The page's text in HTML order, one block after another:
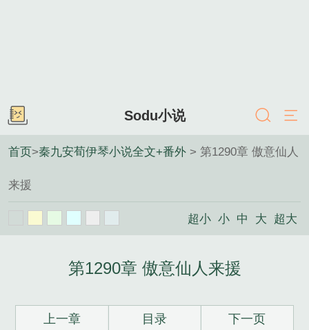
Sodu小说
首页>秦九安荀伊琴小说全文+番外 > 第1290章 傲意仙人
来援
超小 小 中 大 超大
第1290章 傲意仙人来援
上一章 目录 下一页